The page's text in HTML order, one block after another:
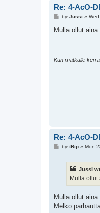
Re: 4-AcO-
P
s
by Jussi »
Mulla ollut
Kun matkalle
Re: 4-AcO-
Pby tRip» Mon
Jussi
Mulla ollut
Mulla ollut
Melko